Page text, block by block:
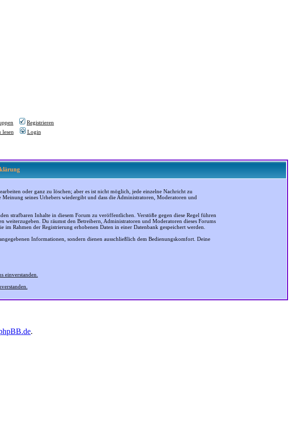
Registrieren
Login
oder ganz zu löschen; aber es ist nicht möglich, jede einzelne Nachricht zu
seines Urhebers wiedergibt und dass die Administratoren, Moderatoren und
strafbaren Inhalte in diesem Forum zu veröffentlichen. Verstöße gegen diese Regel führen
Du räumst den Betreibern, Administratoren und Moderatoren dieses Forums
im Rahmen der Registrierung erhobenen Daten in einer Datenbank gespeichert werden.
Informationen, sondern dienen ausschließlich dem Bedienungskomfort. Deine
einverstanden.
.